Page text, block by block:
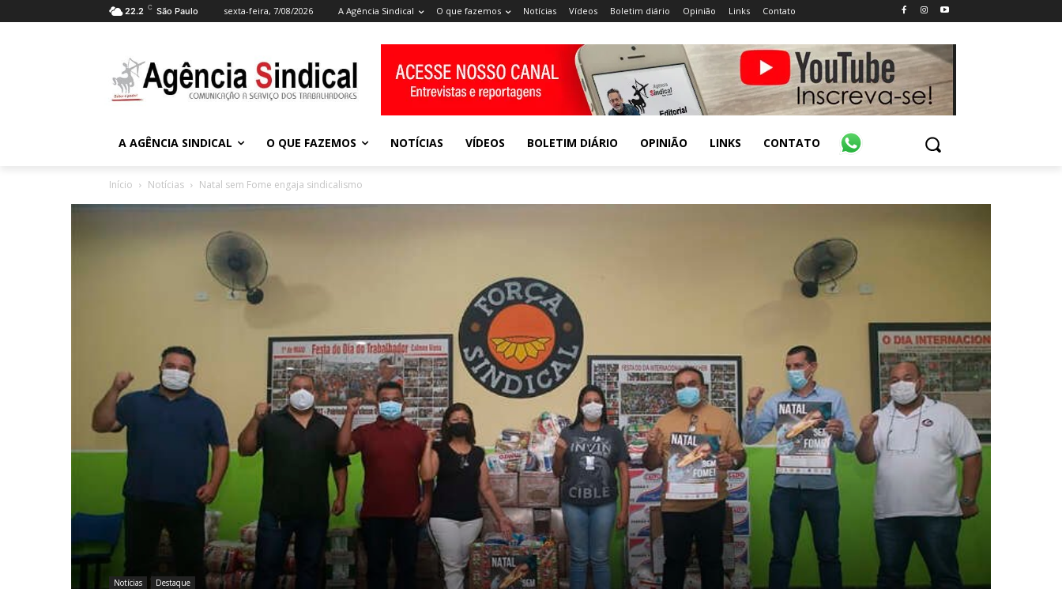
22.2 C São Paulo sexta-feira, 7/08/2026 A Agência Sindical O que fazemos Notícias Vídeos Boletim diário Opinião Links Contato
A AGÊNCIA SINDICAL O QUE FAZEMOS NOTÍCIAS VÍDEOS BOLETIM DIÁRIO OPINIÃO LINKS CONTATO
Início Notícias Natal sem Fome engaja sindicalismo
Notícias Destaque